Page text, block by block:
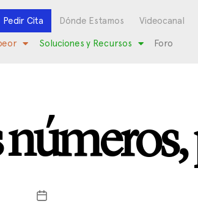
Pedir Cita Dónde Estamos Videocanal
Soluciones y Recursos Foro